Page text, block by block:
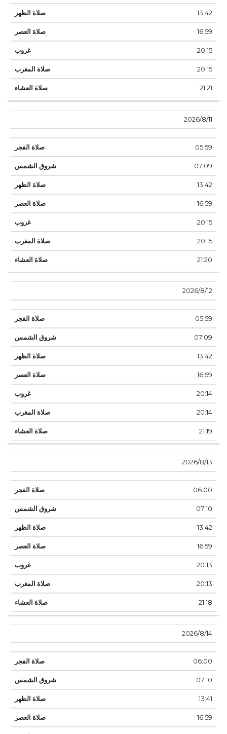
13:42
16:59
20:15
20:15
21:21
11‏‏/8‏‏/2026
05:59
07:09
13:42
16:59
20:15
20:15
21:20
12‏‏/8‏‏/2026
05:59
07:09
13:42
16:59
20:14
20:14
21:19
13‏‏/8‏‏/2026
06:00
07:10
13:42
16:59
20:13
20:13
21:18
14‏‏/8‏‏/2026
06:00
07:10
13:41
16:59